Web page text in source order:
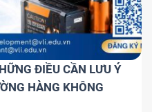
ĐIỀU CẦN LƯU Ý
HÀNG KHÔNG